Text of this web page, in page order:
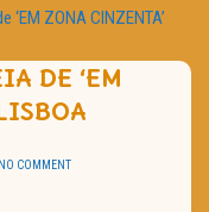
ZONA CINZENTA’
DE ‘EM
NO COMMENT